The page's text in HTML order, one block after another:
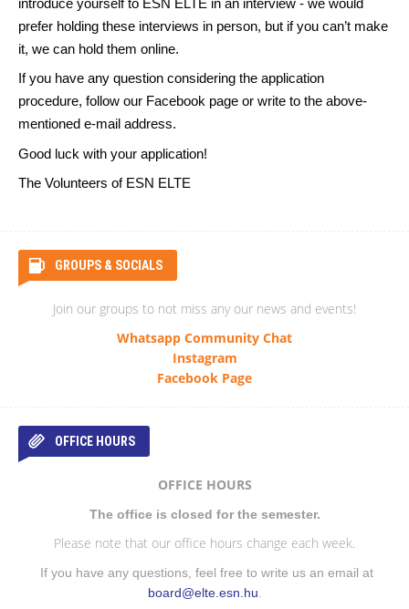
prefer holding these interviews in person, but if you can’t make
it, we can hold them online.
If you have any question considering the application
procedure, follow our Facebook page or write to the above-
mentioned e-mail address.
Good luck with your application!
The Volunteers of ESN ELTE
GROUPS & SOCIALS
Join our groups to not miss any our news and events!
Whatsapp Community Chat
Instagram
Facebook Page
OFFICE HOURS
OFFICE HOURS
The office is closed for the semester.
Please note that our office hours change each week.
If you have any questions, feel free to write us an email at
board@elte.esn.hu